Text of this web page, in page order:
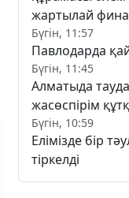
жартылай
Бүгін, 11:57
Павлодарда
Бүгін, 11:45
Алматыда
жасөспірім
Бүгін, 10:59
Елімізде бір
тіркелді